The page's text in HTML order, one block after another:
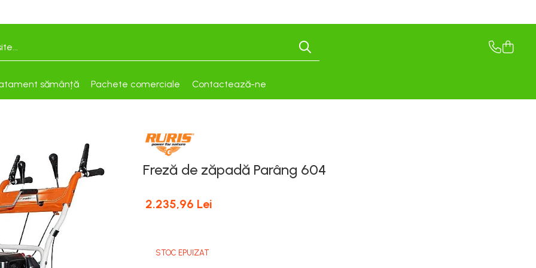
sămânță Pachete comerciale Contactează-ne
Freză de zăpadă Parâng 604
2.235,96 Lei
STOC EPUIZAT